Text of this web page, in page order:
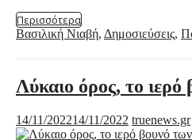
Περισσότερα
Βασιλική Νιαβή, Δημοσιεύσεις,
Λύκαιο όρος, το
14/11/202214/11/2022 truenews.gr